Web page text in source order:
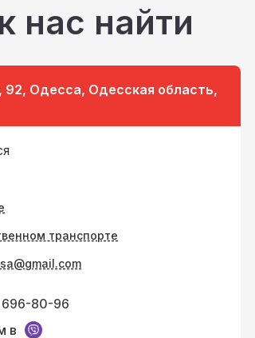
нас найти
92, Одесса, Одесская область,
транспорте
80-96
в